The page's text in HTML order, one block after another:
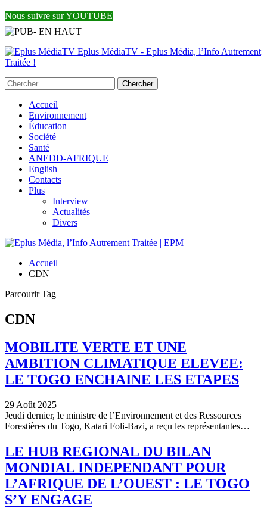
Nous suivre sur YOUTUBE
Eplus MédiaTV - Eplus Média, l’Info Autrement
Traitée !
Accueil
Environnement
Éducation
Société
Santé
ANEDD-AFRIQUE
English
Contacts
Plus
Interview
Actualités
Divers
Accueil
CDN
Parcourir Tag
CDN
MOBILITE VERTE ET UNE
AMBITION CLIMATIQUE ELEVEE:
LE TOGO ENCHAINE LES ETAPES
29 Août 2025
Jeudi dernier, le ministre de l’Environnement et des Ressources
Forestières du Togo, Katari Foli-Bazi, a reçu les représentantes…
LE HUB REGIONAL DU BILAN
MONDIAL INDEPENDANT POUR
L’AFRIQUE DE L’OUEST : LE TOGO
S’Y ENGAGE